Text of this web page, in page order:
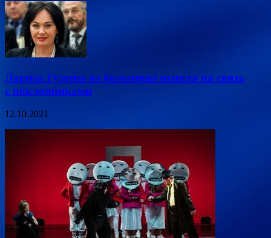
Лариса Гузеева из больницы вышла на связь
с поклонниками
12.10.2021